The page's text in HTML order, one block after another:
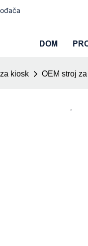
DOM
kiosk OEM stroj